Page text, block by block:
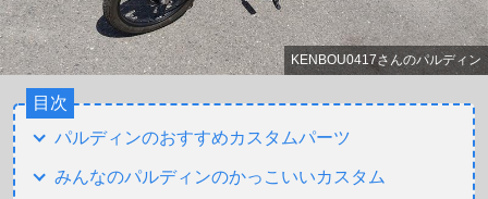
KENBOU0417さんのパルディン
目次
パルディンのおすすめカスタムパーツ
みんなのパルディンのかっこいいカスタム